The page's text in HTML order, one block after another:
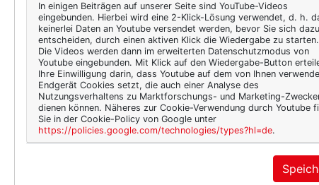
Was
sind
ging
dann
In einigen Beiträgen auf unserer Seite sind YouTube-Videos
eingebunden. Hierbei wird eine 2-Klick-Lösung verwendet, d. h.
keinerlei Daten an Youtube versendet werden, bevor Sie sich dazu
entscheiden, durch einen aktiven Klick die Wiedergabe zu starten.
Die Videos werden dann im erweiterten Datenschutzmodus von
Youtube eingebunden. Mit Klick auf den Wiedergabe-Button
Ihre Einwilligung darin, dass Youtube auf dem von Ihnen
Endgerät Cookies setzt, die auch einer Analyse des
Nutzungsverhaltens zu Marktforschungs- und Marketing-
dienen können. Näheres zur Cookie-Verwendung durch Youtube
Sie in der Cookie-Policy von Google unter
https://policies.google.com/technologies/types?hl=de.